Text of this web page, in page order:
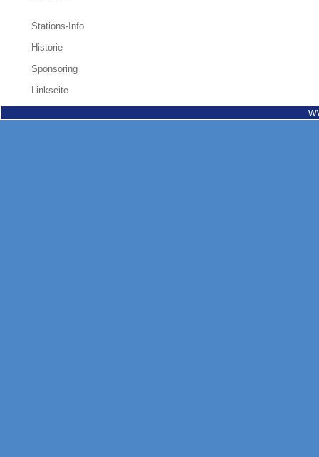
Stations-Info
Historie
Sponsoring
Linkseite